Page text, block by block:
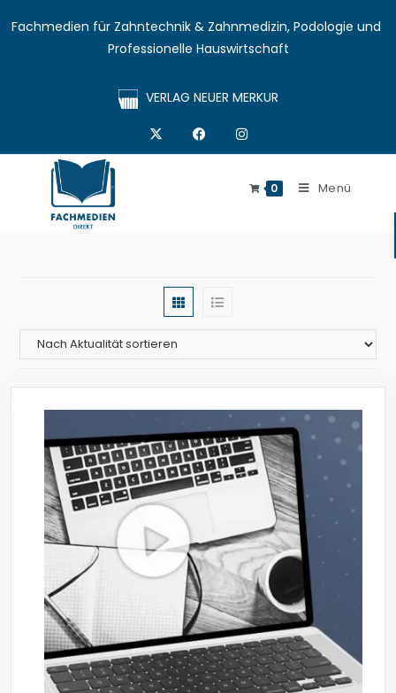
Fachmedien für Zahntechnik & Zahnmedizin, Podologie und
Professionelle Hauswirtschaft
VERLAG NEUER MERKUR
0 Menü